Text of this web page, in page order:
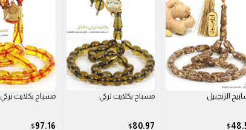
بكلايت تركي
$
مسباح بكلايت تركي
97.16
$
مسباح ثمرة الكوك
58.30
48.58